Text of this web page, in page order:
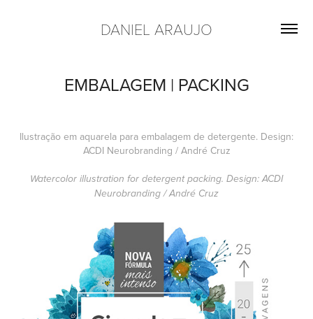
DANIEL ARAUJO
EMBALAGEM | PACKING
Ilustração em aquarela para embalagem de detergente. Design:
ACDI Neurobranding / André Cruz
Watercolor illustration for detergent packing. Design: ACDI
Neurobranding / André Cruz